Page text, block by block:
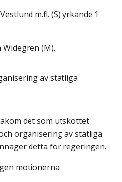
m.fl. (S) yrkande 1
Widegren (M).
av statliga
det som utskottet
organisering av statliga
detta för regeringen.
motionerna